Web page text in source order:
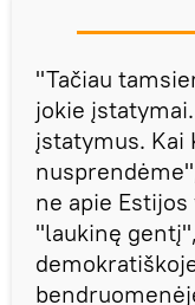
"Tačiau
jokie
įstatymus. Kai
ne apie
"laukinę